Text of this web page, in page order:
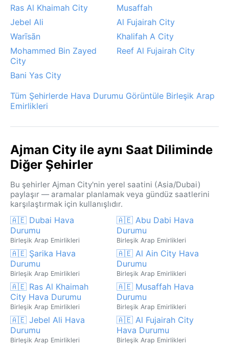
riski yaratabilir. Genel olarak Ajman, yılın büyük
bölümünde güneşli ve kurak bir iklim sunar.
Ras Al Khaimah City
Musaffah
Jebel Ali
Al Fujairah City
Warīsān
Khalifah A City
Mohammed Bin Zayed
City
Reef Al Fujairah City
Bani Yas City
Tüm Şehirlerde Hava Durumu Görüntüle Birleşik Arap
Emirlikleri
Ajman City ile aynı Saat Diliminde
Diğer Şehirler
Bu şehirler Ajman City'nin yerel saatini (Asia/Dubai)
paylaşır — aramalar planlamak veya gündüz saatlerini
karşılaştırmak için kullanışlıdır.
🇦🇪 Dubai Hava
Durumu
Birleşik Arap Emirlikleri
🇦🇪 Abu Dabi Hava
Durumu
Birleşik Arap Emirlikleri
🇦🇪 Şarika Hava
Durumu
Birleşik Arap Emirlikleri
🇦🇪 Al Ain City Hava
Durumu
Birleşik Arap Emirlikleri
🇦🇪 Ras Al Khaimah
City Hava Durumu
Birleşik Arap Emirlikleri
🇦🇪 Musaffah Hava
Durumu
Birleşik Arap Emirlikleri
🇦🇪 Jebel Ali Hava
Durumu
Birleşik Arap Emirlikleri
🇦🇪 Al Fujairah City
Hava Durumu
Birleşik Arap Emirlikleri